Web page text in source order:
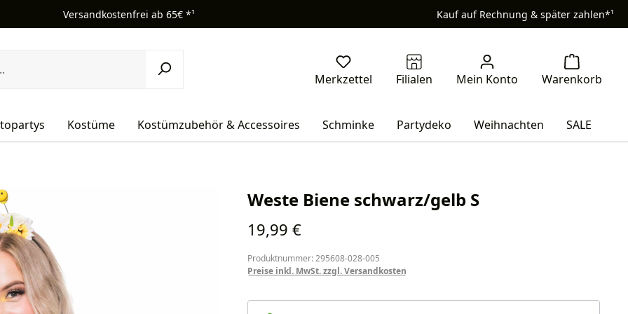
Versandkostenfrei ab 65€ *¹ Kauf auf Rechnung & später zahlen*¹
Kostüme Kostümzubehör & Accessoires Schminke Partydeko Weihnachten SALE
Weste Biene schwarz/gelb S
Regulärer Preis:
19,99 €
Produktnummer: 295608-028-005
Preise inkl. MwSt. zzgl. Versandkosten